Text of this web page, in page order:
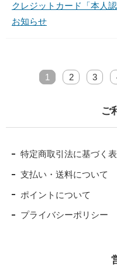
ご
特定商取引法に基づく
支払い・送料について
ポイントについて
プライバシーポリシー
クレジットカード「本人
お知らせ
1 2 3